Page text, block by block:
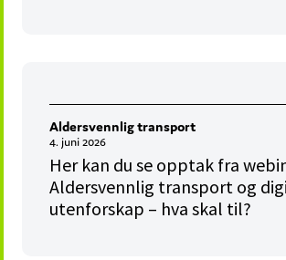
Aldersvennlig transport
4. juni 2026
Her kan du se opptak fra
Aldersvennlig transport og
utenforskap – hva skal til?